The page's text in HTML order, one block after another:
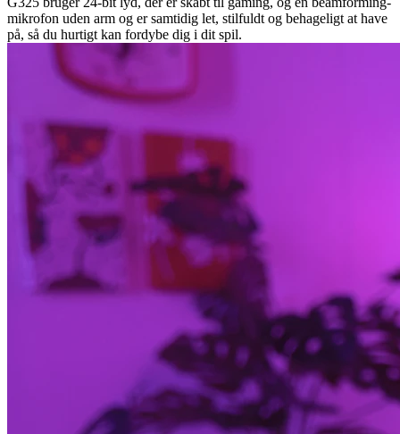
mikrofon uden arm og er samtidig let, stilfuldt og behageligt at have
på, så du hurtigt kan fordybe dig i dit spil.